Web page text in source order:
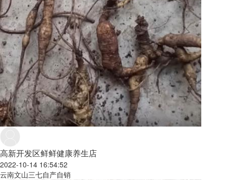
高新开发区鲜鲜健康养生店
2022-10-14 16:54:52
云南文山三七自产自销